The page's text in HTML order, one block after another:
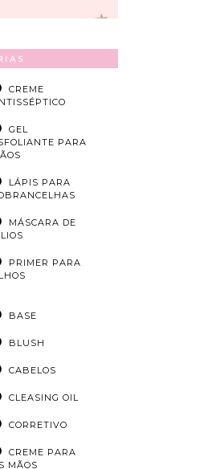
CREME
GEL
PARA
LÁPIS PARA
MÁSCARA DE
PRIMER PARA
BASE
BLUSH
CABELOS
CLEASING OIL
CORRETIVO
CREME PARA
MÃOS